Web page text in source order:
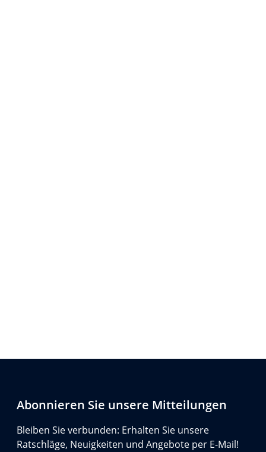
Abonnieren Sie unsere Mitteilungen
Bleiben Sie verbunden: Erhalten Sie unsere
Ratschläge, Neuigkeiten und Angebote per E-Mail!